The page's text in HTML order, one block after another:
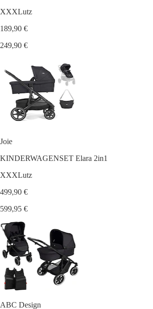
XXXLutz
189,90 €
249,90 €
Joie
KINDERWAGENSET Elara 2in1
XXXLutz
499,90 €
599,95 €
ABC Design